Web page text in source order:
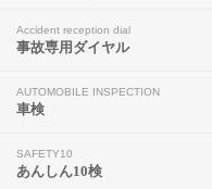
Accident reception dial
事故専用ダイヤル
AUTOMOBILE INSPECTION
車検
SAFETY10
あんしん10検